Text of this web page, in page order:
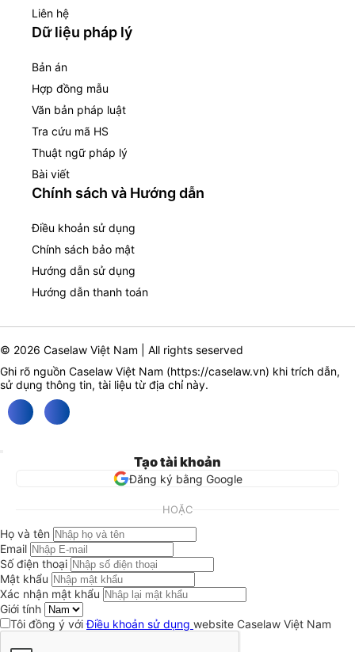
Liên hệ
Dữ liệu pháp lý
Bản án
Hợp đồng mẫu
Văn bản pháp luật
Tra cứu mã HS
Thuật ngữ pháp lý
Bài viết
Chính sách và Hướng dẫn
Điều khoản sử dụng
Chính sách bảo mật
Hướng dẫn sử dụng
Hướng dẫn thanh toán
© 2026 Caselaw Việt Nam | All rights seserved
Ghi rõ nguồn Caselaw Việt Nam (https://caselaw.vn) khi trích dẫn,
sử dụng thông tin, tài liệu từ địa chỉ này.
Tạo tài khoản
Đăng ký bằng Google
HOẶC
Họ và tên
Email
Số điện thoại
Mật khẩu
Xác nhận mật khẩu
Giới tính
Tôi đồng ý vớiĐiều khoản sử dụng website Caselaw Việt Nam